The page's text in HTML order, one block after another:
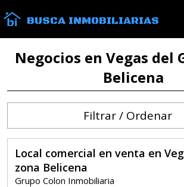
BUSCA INMOBILIARIAS
Negocios en Vegas del
Belicena
Filtrar / Ordenar
Local comercial en venta en
zona Belicena
Grupo Colon Inmobiliaria